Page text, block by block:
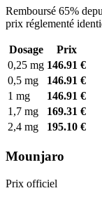
Remboursé 65%
prix réglementé
Dosage
Prix
0,25 mg 146.91 €
0,5 mg
146.91 €
1 mg
146.91 €
1,7 mg
169.31 €
2,4 mg
195.10 €
Mounjaro
Prix officiel